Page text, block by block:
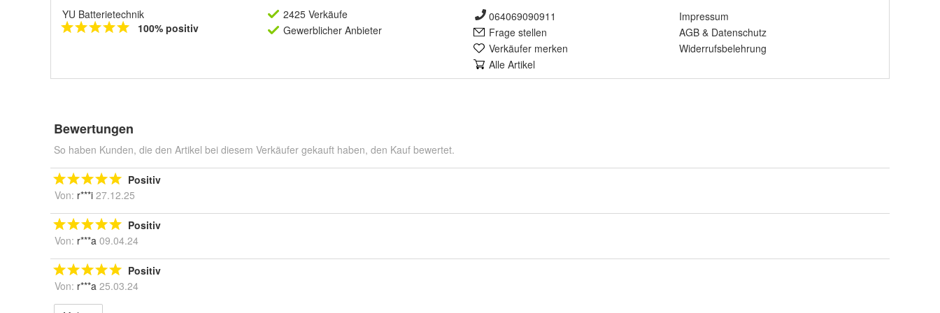
YU Batterietechnik
100% positiv
2425 Verkäufe
Gewerblicher Anbieter
064069090911
Frage stellen
Verkäufer merken
Alle Artikel
Impressum
AGB & Datenschutz
Widerrufsbelehrung
Bewertungen
So haben Kunden, die den Artikel bei diesem Verkäufer gekauft haben, den Kauf bewertet.
Positiv
Von: r***i 27.12.25
Positiv
Von: r***a 09.04.24
Positiv
Von: r***a 25.03.24